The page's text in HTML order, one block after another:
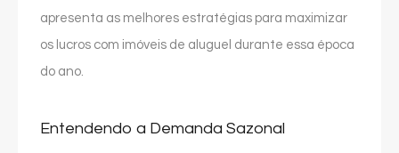
apresenta as melhores estratégias para maximizar
os lucros com imóveis de aluguel durante essa época
do ano.
Entendendo a Demanda Sazonal